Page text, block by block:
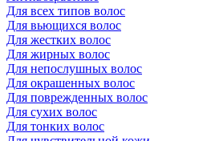
Для всех типов волос
Для вьющихся волос
Для жестких волос
Для жирных волос
Для непослушных волос
Для окрашенных волос
Для поврежденных волос
Для сухих волос
Для тонких волос